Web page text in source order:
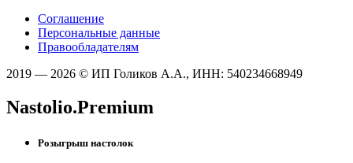
Соглашение
Персональные данные
Правообладателям
2019 — 2026 © ИП Голиков А.А., ИНН: 540234668949
Nastolio.Premium
Розыгрыш настолок